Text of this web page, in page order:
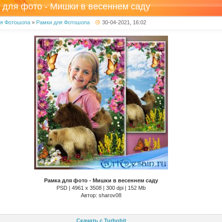
для фото - Мишки в весеннем саду
Фотошопа » Рамки для Фотошопа 30-04-2021, 16:02
Рамка для фото - Мишки в весеннем саду
PSD | 4961 х 3508 | 300 dpi | 152 Mb
Автор: sharov08
Скачать с Turbobit